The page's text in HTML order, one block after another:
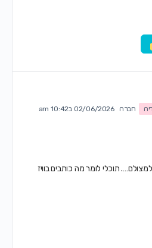
חברה 02/06/2026 ב10:42 am
תוכלי לומר מה כותבים בוויז